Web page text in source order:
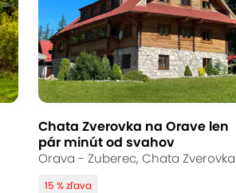
Chata Zverovka na Orave len
pár minút od svahov
Orava - Zuberec, Chata Zverovka
15 % zľava